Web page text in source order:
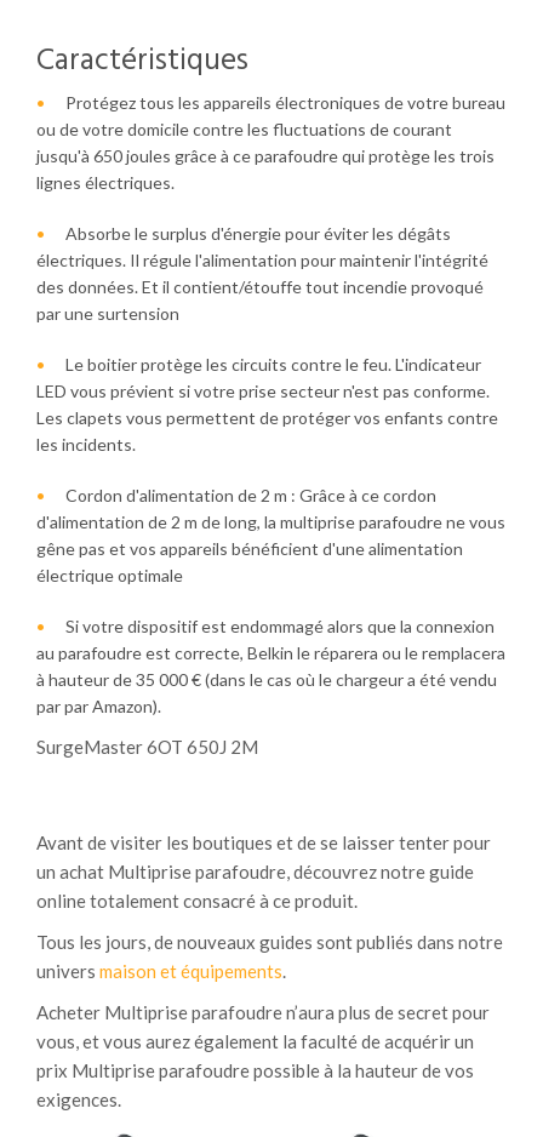
Caractéristiques
Protégez tous les appareils électroniques de votre bureau
ou de votre domicile contre les fluctuations de courant
jusqu'à 650 joules grâce à ce parafoudre qui protège les trois
lignes électriques.
Absorbe le surplus d'énergie pour éviter les dégâts
électriques. Il régule l'alimentation pour maintenir l'intégrité
des données. Et il contient/étouffe tout incendie provoqué
par une surtension
Le boitier protège les circuits contre le feu. L'indicateur
LED vous prévient si votre prise secteur n'est pas conforme.
Les clapets vous permettent de protéger vos enfants contre
les incidents.
Cordon d'alimentation de 2 m : Grâce à ce cordon
d'alimentation de 2 m de long, la multiprise parafoudre ne vous
gêne pas et vos appareils bénéficient d'une alimentation
électrique optimale
Si votre dispositif est endommagé alors que la connexion
au parafoudre est correcte, Belkin le réparera ou le remplacera
à hauteur de 35 000 € (dans le cas où le chargeur a été vendu
par par Amazon).
SurgeMaster 6OT 650J 2M
Avant de visiter les boutiques et de se laisser tenter pour
un achat Multiprise parafoudre, découvrez notre guide
online totalement consacré à ce produit.
Tous les jours, de nouveaux guides sont publiés dans notre
univers maison et équipements.
Acheter Multiprise parafoudre n’aura plus de secret pour
vous, et vous aurez également la faculté de acquérir un
prix Multiprise parafoudre possible à la hauteur de vos
exigences.